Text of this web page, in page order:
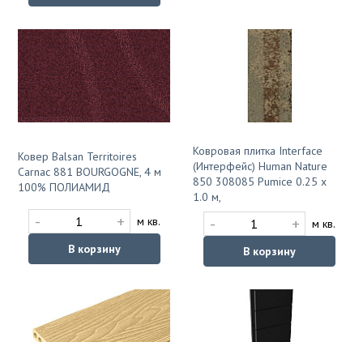
Ковер Balsan Territoires
Carnac 881 BOURGOGNE, 4 м
100% ПОЛИАМИД
- +
м кв.
В корзину
Ковровая плитка Interface
(Интерфейс) Human Nature
850 308085 Pumice 0.25 x
1.0 м,
- +
м кв.
В корзину